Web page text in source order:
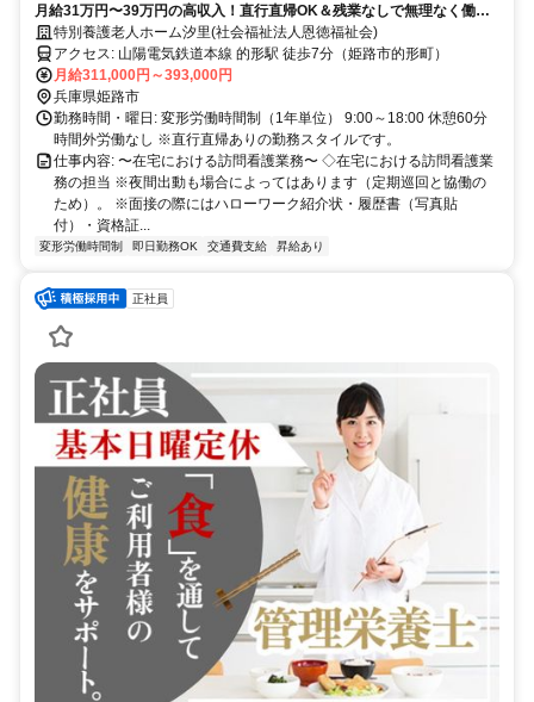
月給31万円〜39万円の高収入！直行直帰OK＆残業なしで無理なく働け
る訪問看護◎
特別養護老人ホーム汐里(社会福祉法人恩徳福祉会)
アクセス: 山陽電気鉄道本線 的形駅 徒歩7分（姫路市的形町）
月給311,000円～393,000円
兵庫県姫路市
勤務時間・曜日: 変形労働時間制（1年単位） 9:00～18:00 休憩60分
時間外労働なし ※直行直帰ありの勤務スタイルです。
仕事内容: 〜在宅における訪問看護業務〜 ◇在宅における訪問看護業
務の担当 ※夜間出動も場合によってはあります（定期巡回と協働の
ため）。 ※面接の際にはハローワーク紹介状・履歴書（写真貼
付）・資格証...
変形労働時間制 即日勤務OK 交通費支給 昇給あり
正社員